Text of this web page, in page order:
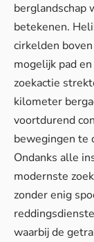
berglandschap
betekenen.
cirkelden
mogelijk pad
zoekactie
kilometer
voortdurend
bewegingen te
Ondanks alle
modernste
zonder enig
waarbijde